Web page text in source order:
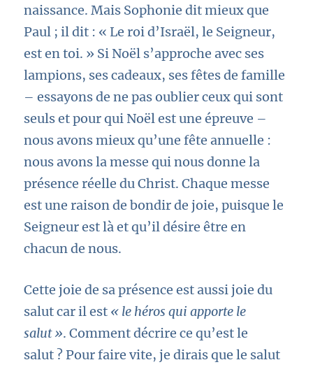
naissance. Mais Sophonie dit mieux que
Paul ; il dit : « Le roi d’Israël, le Seigneur,
est en toi. » Si Noël s’approche avec ses
lampions, ses cadeaux, ses fêtes de famille
– essayons de ne pas oublier ceux qui sont
seuls et pour qui Noël est une épreuve –
nous avons mieux qu’une fête annuelle :
nous avons la messe qui nous donne la
présence réelle du Christ. Chaque messe
est une raison de bondir de joie, puisque le
Seigneur est là et qu’il désire être en
chacun de nous.
Cette joie de sa présence est aussi joie du
salut car il est « le héros qui apporte le
salut ». Comment décrire ce qu’est le
salut ? Pour faire vite, je dirais que le salut